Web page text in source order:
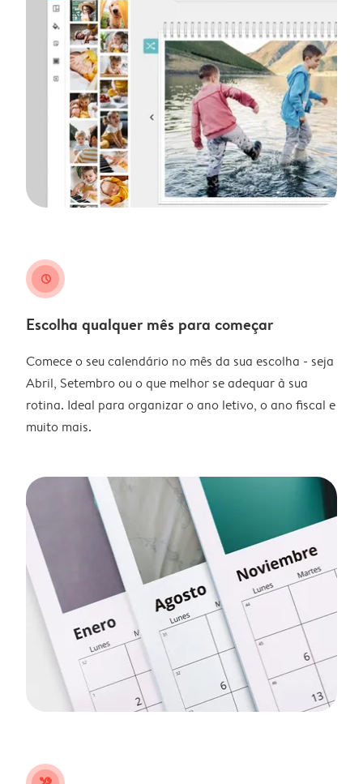
clock
Escolha qualquer mês para começar
Comece o seu calendário no mês da sua escolha - seja
Abril, Setembro ou o que melhor se adequar à sua
rotina. Ideal para organizar o ano letivo, o ano fiscal e
muito mais.